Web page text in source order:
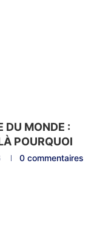
DU MONDE :
POURQUOI
0 commentaires